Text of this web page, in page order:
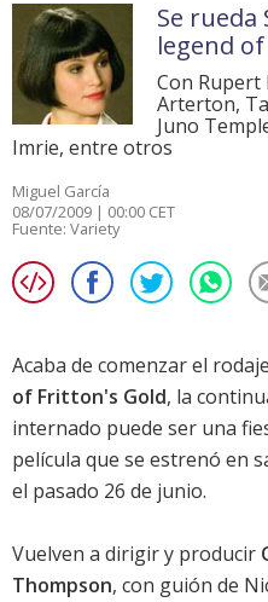
Se rueda
legend
Con Rupert
Arterton,
Juno
Imrie, entre otros
Miguel García
08/07/2009 | 00:00 CET
Fuente: Variety
Acaba de comenzar el
of Fritton's Gold, la
internado puede ser una
película que se estrenó en
el pasado 26 de junio.
Vuelven a dirigir y producir
Thompson, con guión de